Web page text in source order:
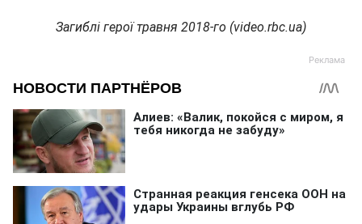
Загиблі герої травня 2018-го (video.rbc.ua)